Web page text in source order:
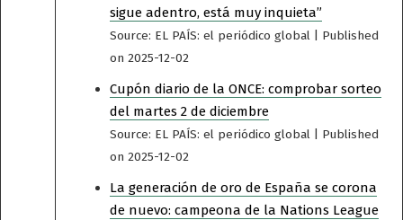
sigue adentro, está muy inquieta”
Source: EL PAÍS: el periódico global
Published
on 2025-12-02
Cupón diario de la ONCE: comprobar sorteo
del martes 2 de diciembre
Source: EL PAÍS: el periódico global
Published
on 2025-12-02
La generación de oro de España se corona
de nuevo: campeona de la Nations League